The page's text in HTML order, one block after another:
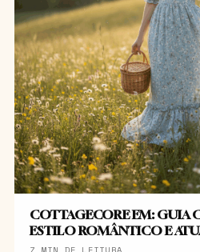
COTTAGECORE EM: GUIA
ESTILO ROMÂNTICO E